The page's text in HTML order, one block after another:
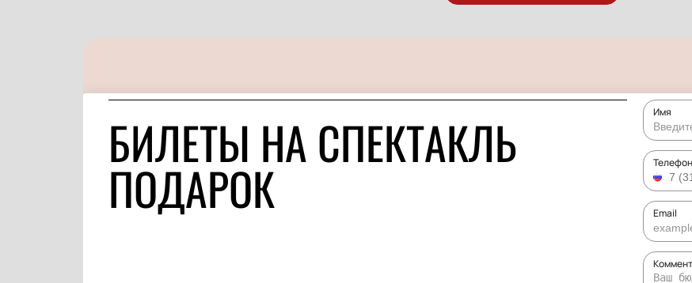
БИЛЕТЫ НА СПЕКТАКЛЬ
ПОДАРОК
Имя
Телефон
Email